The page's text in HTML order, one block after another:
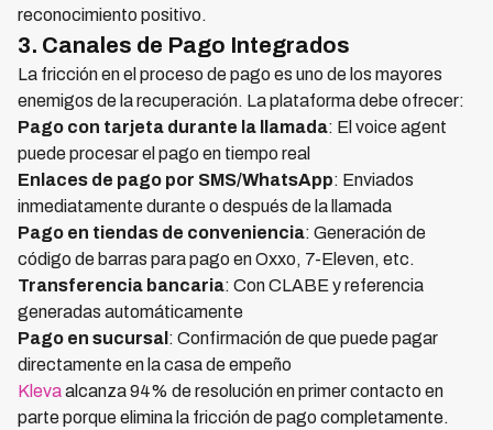
reconocimiento positivo.
3. Canales de Pago Integrados
La fricción en el proceso de pago es uno de los mayores
enemigos de la recuperación. La plataforma debe ofrecer:
Pago con tarjeta durante la llamada: El voice agent
puede procesar el pago en tiempo real
Enlaces de pago por SMS/WhatsApp: Enviados
inmediatamente durante o después de la llamada
Pago en tiendas de conveniencia: Generación de
código de barras para pago en Oxxo, 7-Eleven, etc.
Transferencia bancaria: Con CLABE y referencia
generadas automáticamente
Pago en sucursal : Confirmación de que puede pagar
directamente en la casa de empeño
Klevaalcanza 94% de resolución en primer contacto en
parte porque elimina la fricción de pago completamente.